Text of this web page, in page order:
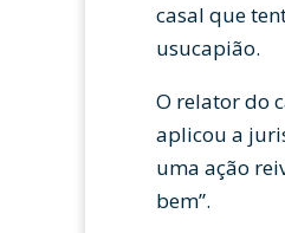
casal que
usucapião.
O relator do
aplicou a
uma ação
bem”.